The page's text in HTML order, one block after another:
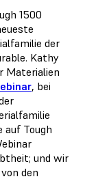
1500
der
Kathy
Materialien
, bei
auf Tough
und wir
den